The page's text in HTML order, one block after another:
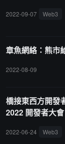
2022-09-07 Web3
章魚網絡：熊市
2022-08-09
橋接東西方開發
2022 開發者大會
2022-06-24 Web3